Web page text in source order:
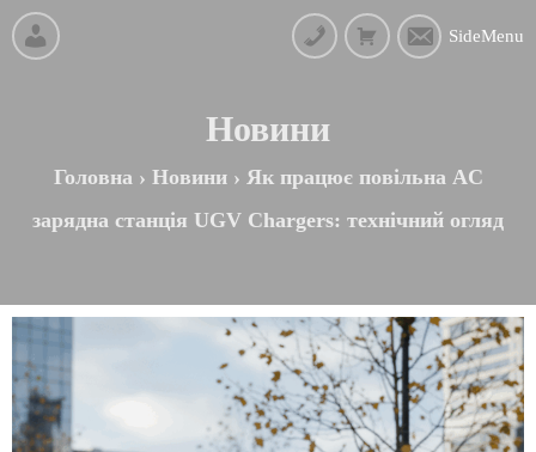
SideMenu
Новини
Головна › Новини› Як працює повільна AC
зарядна станція UGV Chargers: технічний огляд